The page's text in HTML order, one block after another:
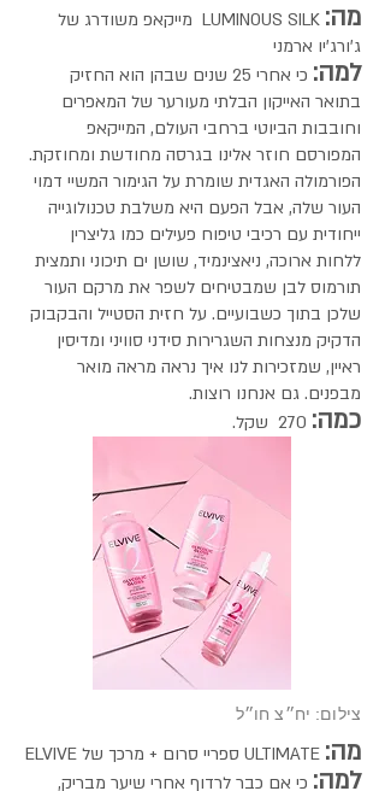
מה:
LUMINOUS SILK מייקאפ משודרג של
ג'ורג'יו ארמני
למה:
כי אחרי 25 שנים שבהן הוא החזיק
בתואר האייקון הבלתי מעורער של המאפרים
וחובבות הביוטי ברחבי העולם, המייקאפ
המפורסם חוזר אלינו בגרסה מחודשת ומחוזקת.
הפורמולה האגדית שומרת על הגימור המשיי דמוי
העור שלה, אבל הפעם היא משלבת טכנולוגייה
ייחודית עם רכיבי טיפוח פעילים כמו גליצרין
ללחות ארוכה, ניאצינמיד, שושן ים תיכוני ותמצית
תורמוס לבן שמבטיחים לשפר את מרקם העור
שלכן בתוך כשבועיים. על חזית הסטייל והבקבוק
הדקיק מנצחות השגרירות סידני סוויני ומדיסין
ראיין, שמזכירות לנו איך נראה מראה מואר
מבפנים. גם אנחנו רוצות.
כמה:
צילום: יח״צ חו״ל
מה:
למה: כי אם כבר לרדוף אחרי שיער מבריק,